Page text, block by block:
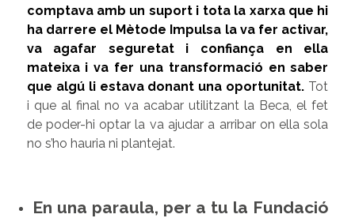
comptava amb un suport i tota la xarxa que hi
ha darrere el Mètode Impulsa la va fer activar,
va agafar seguretat i confiança en ella
mateixa i va fer una transformació en saber
que algú li estava donant una oportunitat. Tot
i que al final no va acabar utilitzant la Beca, el fet
de poder-hi optar la va ajudar a arribar on ella sola
no s’ho hauria ni plantejat.
En una paraula, per a tu la Fundació